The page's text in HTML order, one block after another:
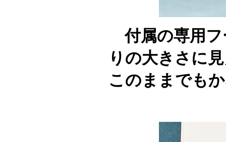
付属の専用フ
りの大きさに
このままでも